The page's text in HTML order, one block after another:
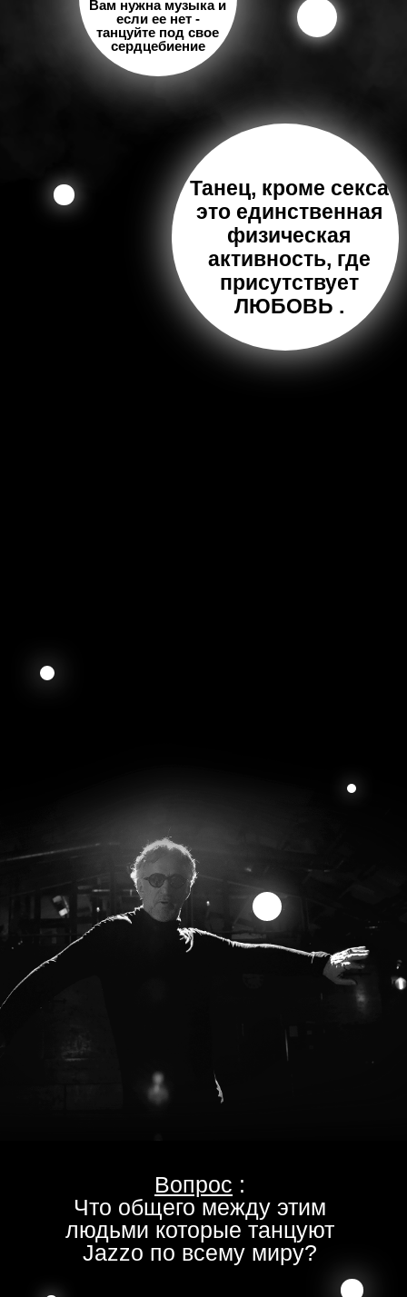
Вам нужна музыка и
если ее нет -
танцуйте под свое
сердцебиение
Танец, кроме cекса
это единственная
физическая
активность, где
присутствует
ЛЮБОВЬ .
Вопрос :
Что общего между этим
людьми которые танцуют
Jazzo по всему миру?